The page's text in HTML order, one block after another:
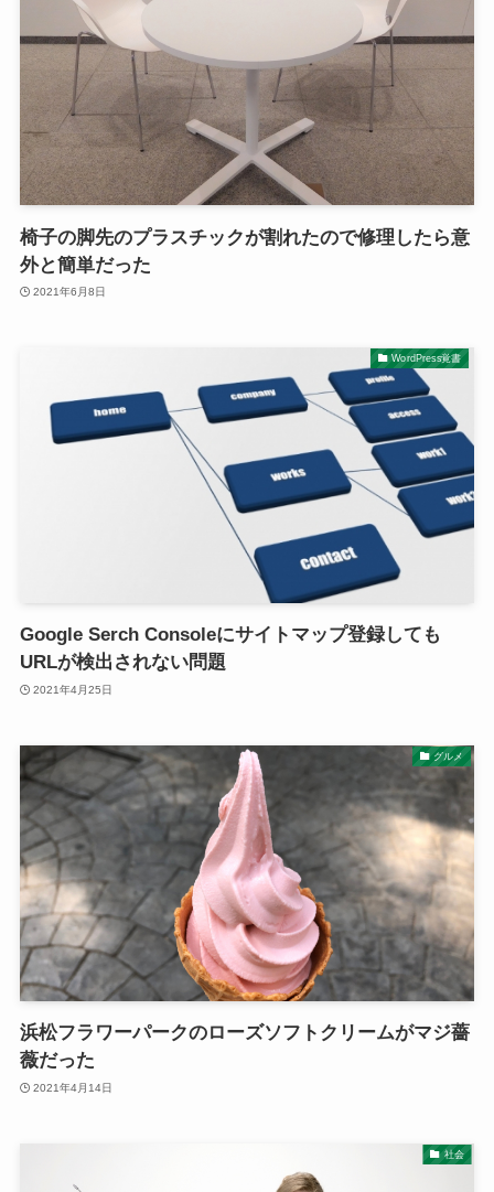
椅子の脚先のプラスチックが割れたので修理したら意
外と簡単だった
2021年6月8日
WordPress覚書
Google Serch Consoleにサイトマップ登録しても
URLが検出されない問題
2021年4月25日
グルメ
浜松フラワーパークのローズソフトクリームがマジ薔
薇だった
2021年4月14日
社会